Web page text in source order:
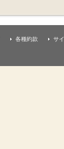
各種約款 サ